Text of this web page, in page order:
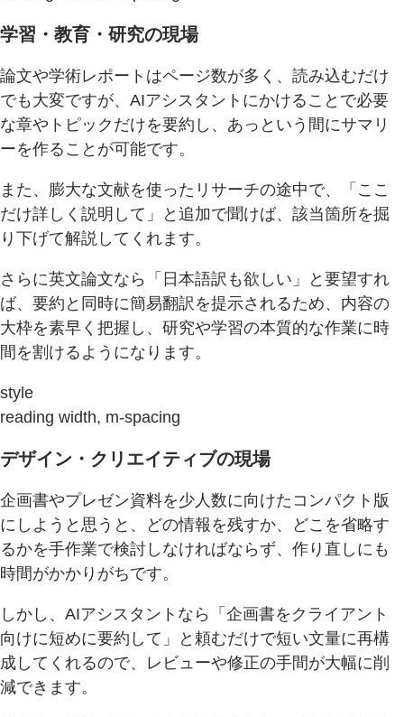
学習・教育・研究の現場
論文や学術レポートはページ数が多く、読み込むだけ
でも大変ですが、AIアシスタントにかけることで必要
な章やトピックだけを要約し、あっという間にサマリ
ーを作ることが可能です。
また、膨大な文献を使ったリサーチの途中で、「ここ
だけ詳しく説明して」と追加で聞けば、該当箇所を掘
り下げて解説してくれます。
さらに英文論文なら「日本語訳も欲しい」と要望すれ
ば、要約と同時に簡易翻訳を提示されるため、内容の
大枠を素早く把握し、研究や学習の本質的な作業に時
間を割けるようになります。
style
reading width, m-spacing
デザイン・クリエイティブの現場
企画書やプレゼン資料を少人数に向けたコンパクト版
にしようと思うと、どの情報を残すか、どこを省略す
るかを手作業で検討しなければならず、作り直しにも
時間がかかりがちです。
しかし、AIアシスタントなら「企画書をクライアント
向けに短めに要約して」と頼むだけで短い文量に再構
成してくれるので、レビューや修正の手間が大幅に削
減できます。